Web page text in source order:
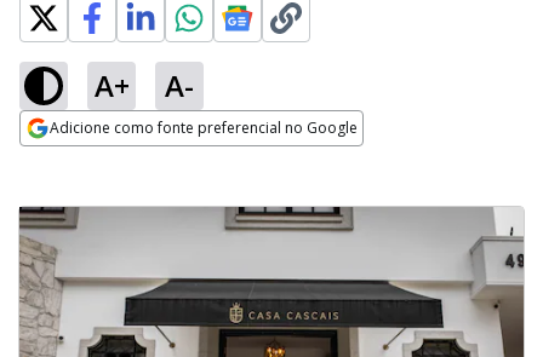
A+ A-
Adicione como fonte preferencial no Google